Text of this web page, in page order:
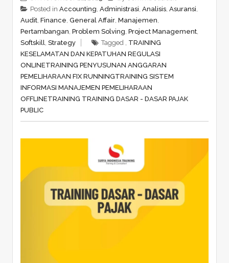
Posted in Accounting, Administrasi, Analisis, Asuransi,
Audit, Finance, General Affair, Manajemen,
Pertambangan, Problem Solving, Project Management,
Softskill, Strategy Tagged , TRAINING
KESELAMATAN DAN KEPATUHAN REGULASI
ONLINETRAINING PENYUSUNAN ANGGARAN
PEMELIHARAAN FIX RUNNINGTRAINING SISTEM
INFORMASI MANAJEMEN PEMELIHARAAN
OFFLINETRAINING TRAINING DASAR - DASAR PAJAK
PUBLIC